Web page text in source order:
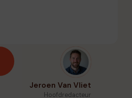
Jeroen Van Vliet
Hoofdredacteur